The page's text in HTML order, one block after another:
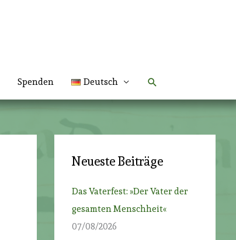
Spenden Deutsch Suchen
Neueste Beiträge
Das Vaterfest: »Der Vater der
gesamten Menschheit«
07/08/2026